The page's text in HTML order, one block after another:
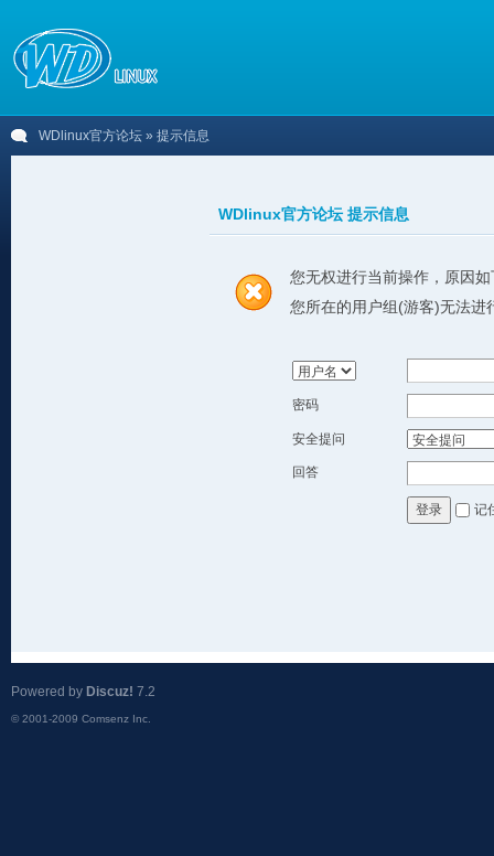
WDlinux官方论坛 » 提示信息
WDlinux官方论坛 提示信息
您无权进行当前操作，原因如
您所在的用户组(游客)无法进
密码
安全提问
回答
登录 记
Powered by Discuz! 7.2
© 2001-2009 Comsenz Inc.